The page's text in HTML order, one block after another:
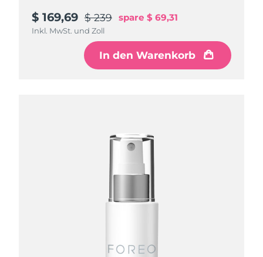
$ 169,69 $ 239 spare $ 69,31
Inkl. MwSt. und Zoll
In den Warenkorb